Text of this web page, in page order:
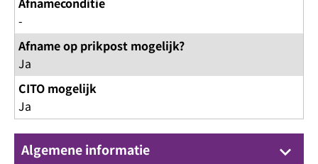
-
Afname op prikpost mogelijk?
Ja
CITO mogelijk
Ja
Algemene informatie keyboard_arrow_down